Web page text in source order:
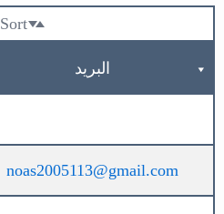
Sort
البريد
noas2005113@gmail.com